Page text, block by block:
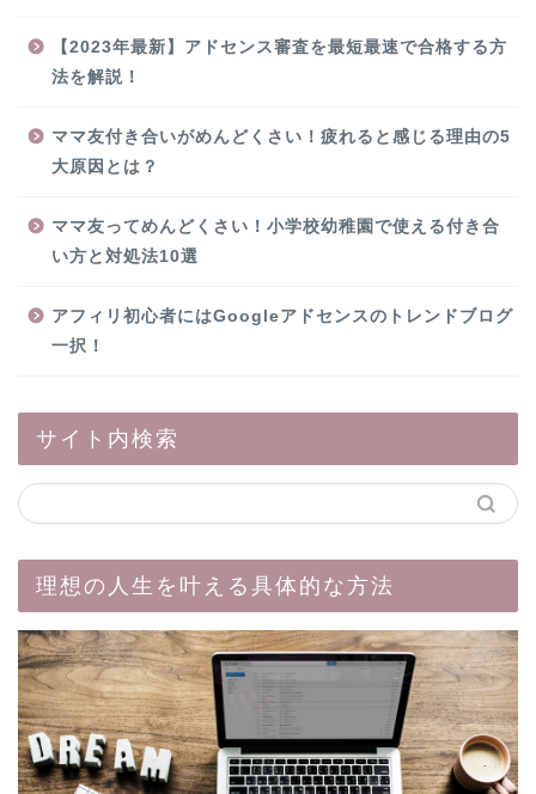
【2023年最新】アドセンス審査を最短最速で合格する方
法を解説！
ママ友付き合いがめんどくさい！疲れると感じる理由の5
大原因とは？
ママ友ってめんどくさい！小学校幼稚園で使える付き合
い方と対処法10選
アフィリ初心者にはGoogleアドセンスのトレンドブログ
一択！
サイト内検索
理想の人生を叶える具体的な方法